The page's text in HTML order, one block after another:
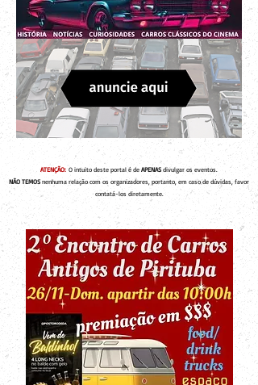
ATENÇÃO: O intuito deste portal é de APENAS divulgar os eventos.
NÃO TEMOS nenhuma relação com os organizadores, portanto, em caso de dúvidas, favor
contatá-los diretamente.